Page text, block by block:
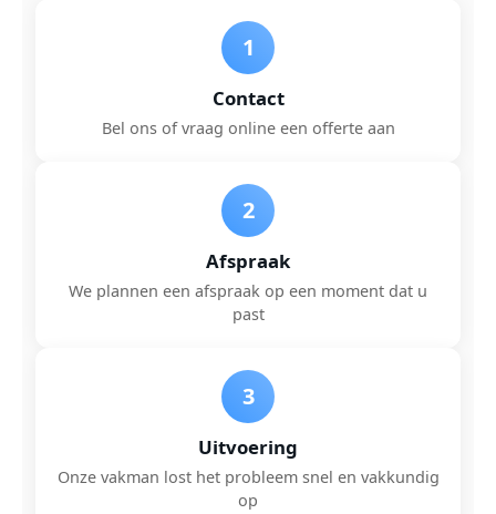
1
Contact
Bel ons of vraag online een offerte aan
2
Afspraak
We plannen een afspraak op een moment dat u
past
3
Uitvoering
Onze vakman lost het probleem snel en vakkundig
op